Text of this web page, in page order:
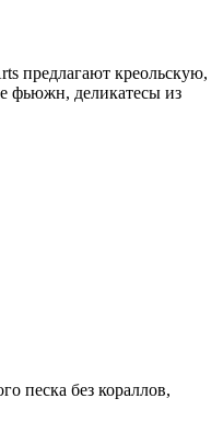
предлагают креольскую,
фьюжн, деликатесы из
песка без кораллов,